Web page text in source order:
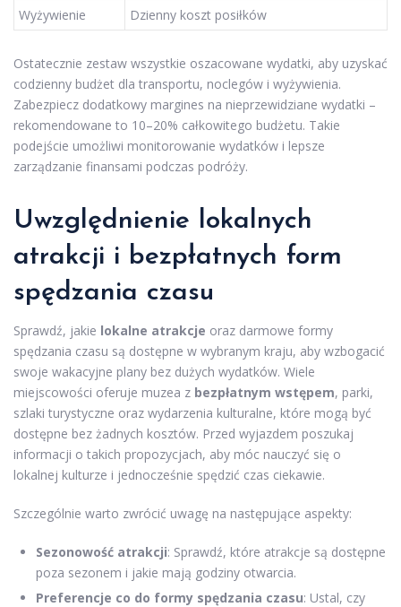
Wyżywienie
Dzienny koszt posiłków
Ostatecznie zestaw wszystkie oszacowane wydatki, aby uzyskać
codzienny budżet dla transportu, noclegów i wyżywienia.
Zabezpiecz dodatkowy margines na nieprzewidziane wydatki –
rekomendowane to 10–20% całkowitego budżetu. Takie
podejście umożliwi monitorowanie wydatków i lepsze
zarządzanie finansami podczas podróży.
Uwzględnienie lokalnych
atrakcji i bezpłatnych form
spędzania czasu
Sprawdź, jakie lokalne atrakcje oraz darmowe formy
spędzania czasu są dostępne w wybranym kraju, aby wzbogacić
swoje wakacyjne plany bez dużych wydatków. Wiele
miejscowości oferuje muzea z bezpłatnym wstępem, parki,
szlaki turystyczne oraz wydarzenia kulturalne, które mogą być
dostępne bez żadnych kosztów. Przed wyjazdem poszukaj
informacji o takich propozycjach, aby móc nauczyć się o
lokalnej kulturze i jednocześnie spędzić czas ciekawie.
Szczególnie warto zwrócić uwagę na następujące aspekty:
Sezonowość atrakcji: Sprawdź, które atrakcje są dostępne
poza sezonem i jakie mają godziny otwarcia.
Preferencje co do formy spędzania czasu: Ustal, czy